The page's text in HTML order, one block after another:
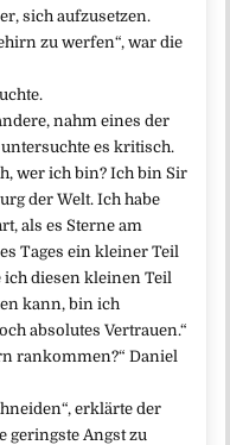
sich aufzusetzen.
zu werfen“, war die
nahm eines der
es kritisch.
wer ich bin? Ich bin Sir
der Welt. Ich habe
als es Sterne am
Tages ein kleiner Teil
diesen kleinen Teil
kann, bin ich
absolutes Vertrauen.“
rankommen?“ Daniel
erklärte der
geringste Angst zu